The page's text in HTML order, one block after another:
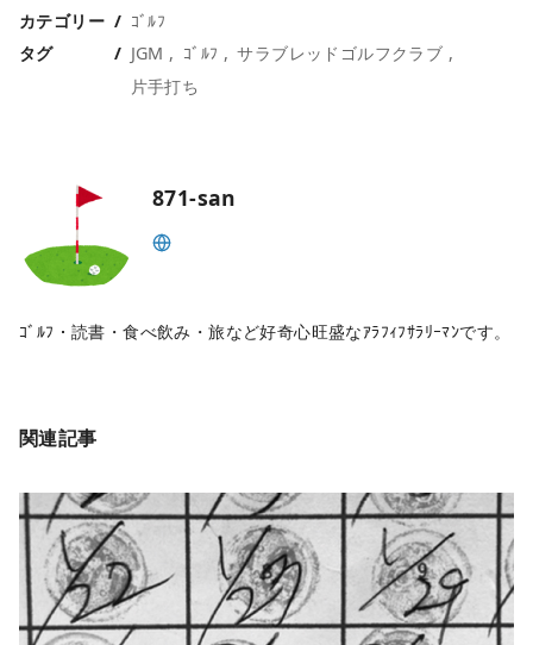
o
r
カテゴリー
ｺﾞﾙﾌ
タグ
JGM ｺﾞﾙﾌ
サラブレッドゴルフクラブ
片手打ち
871-san
ｺﾞﾙﾌ・読書・食べ飲み・旅など好奇心旺盛なｱﾗﾌｨﾌｻﾗﾘｰﾏﾝです。
関連記事